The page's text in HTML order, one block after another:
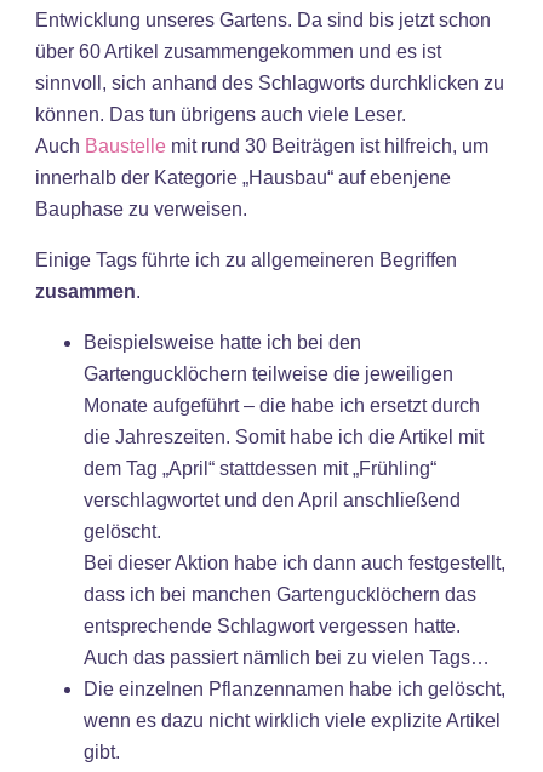
Entwicklung unseres Gartens. Da sind bis jetzt schon
über 60 Artikel zusammengekommen und es ist
sinnvoll, sich anhand des Schlagworts durchklicken zu
können. Das tun übrigens auch viele Leser.
Auch Baustelle mit rund 30 Beiträgen ist hilfreich, um
innerhalb der Kategorie „Hausbau“ auf ebenjene
Bauphase zu verweisen.
Einige Tags führte ich zu allgemeineren Begriffen
zusammen.
Beispielsweise hatte ich bei den
Gartengucklöchern teilweise die jeweiligen
Monate aufgeführt – die habe ich ersetzt durch
die Jahreszeiten. Somit habe ich die Artikel mit
dem Tag „April“ stattdessen mit „Frühling“
verschlagwortet und den April anschließend
gelöscht.
Bei dieser Aktion habe ich dann auch festgestellt,
dass ich bei manchen Gartengucklöchern das
entsprechende Schlagwort vergessen hatte.
Auch das passiert nämlich bei zu vielen Tags…
Die einzelnen Pflanzennamen habe ich gelöscht,
wenn es dazu nicht wirklich viele explizite Artikel
gibt.